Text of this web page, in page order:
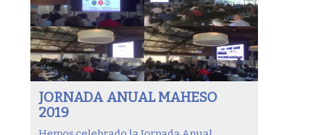
JORNADA ANUAL MAHESO
2019